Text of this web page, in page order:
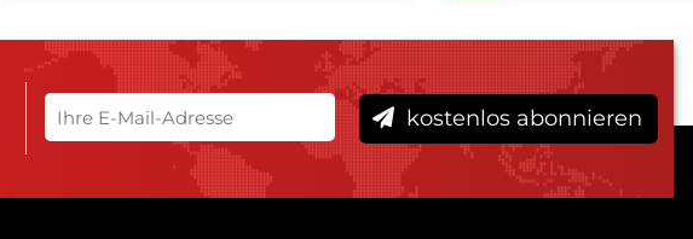
kostenlos abonnieren